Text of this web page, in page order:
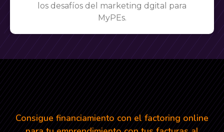
los desafíos del marketing dgital para
MyPEs.
Consigue financiamiento con el factoring online